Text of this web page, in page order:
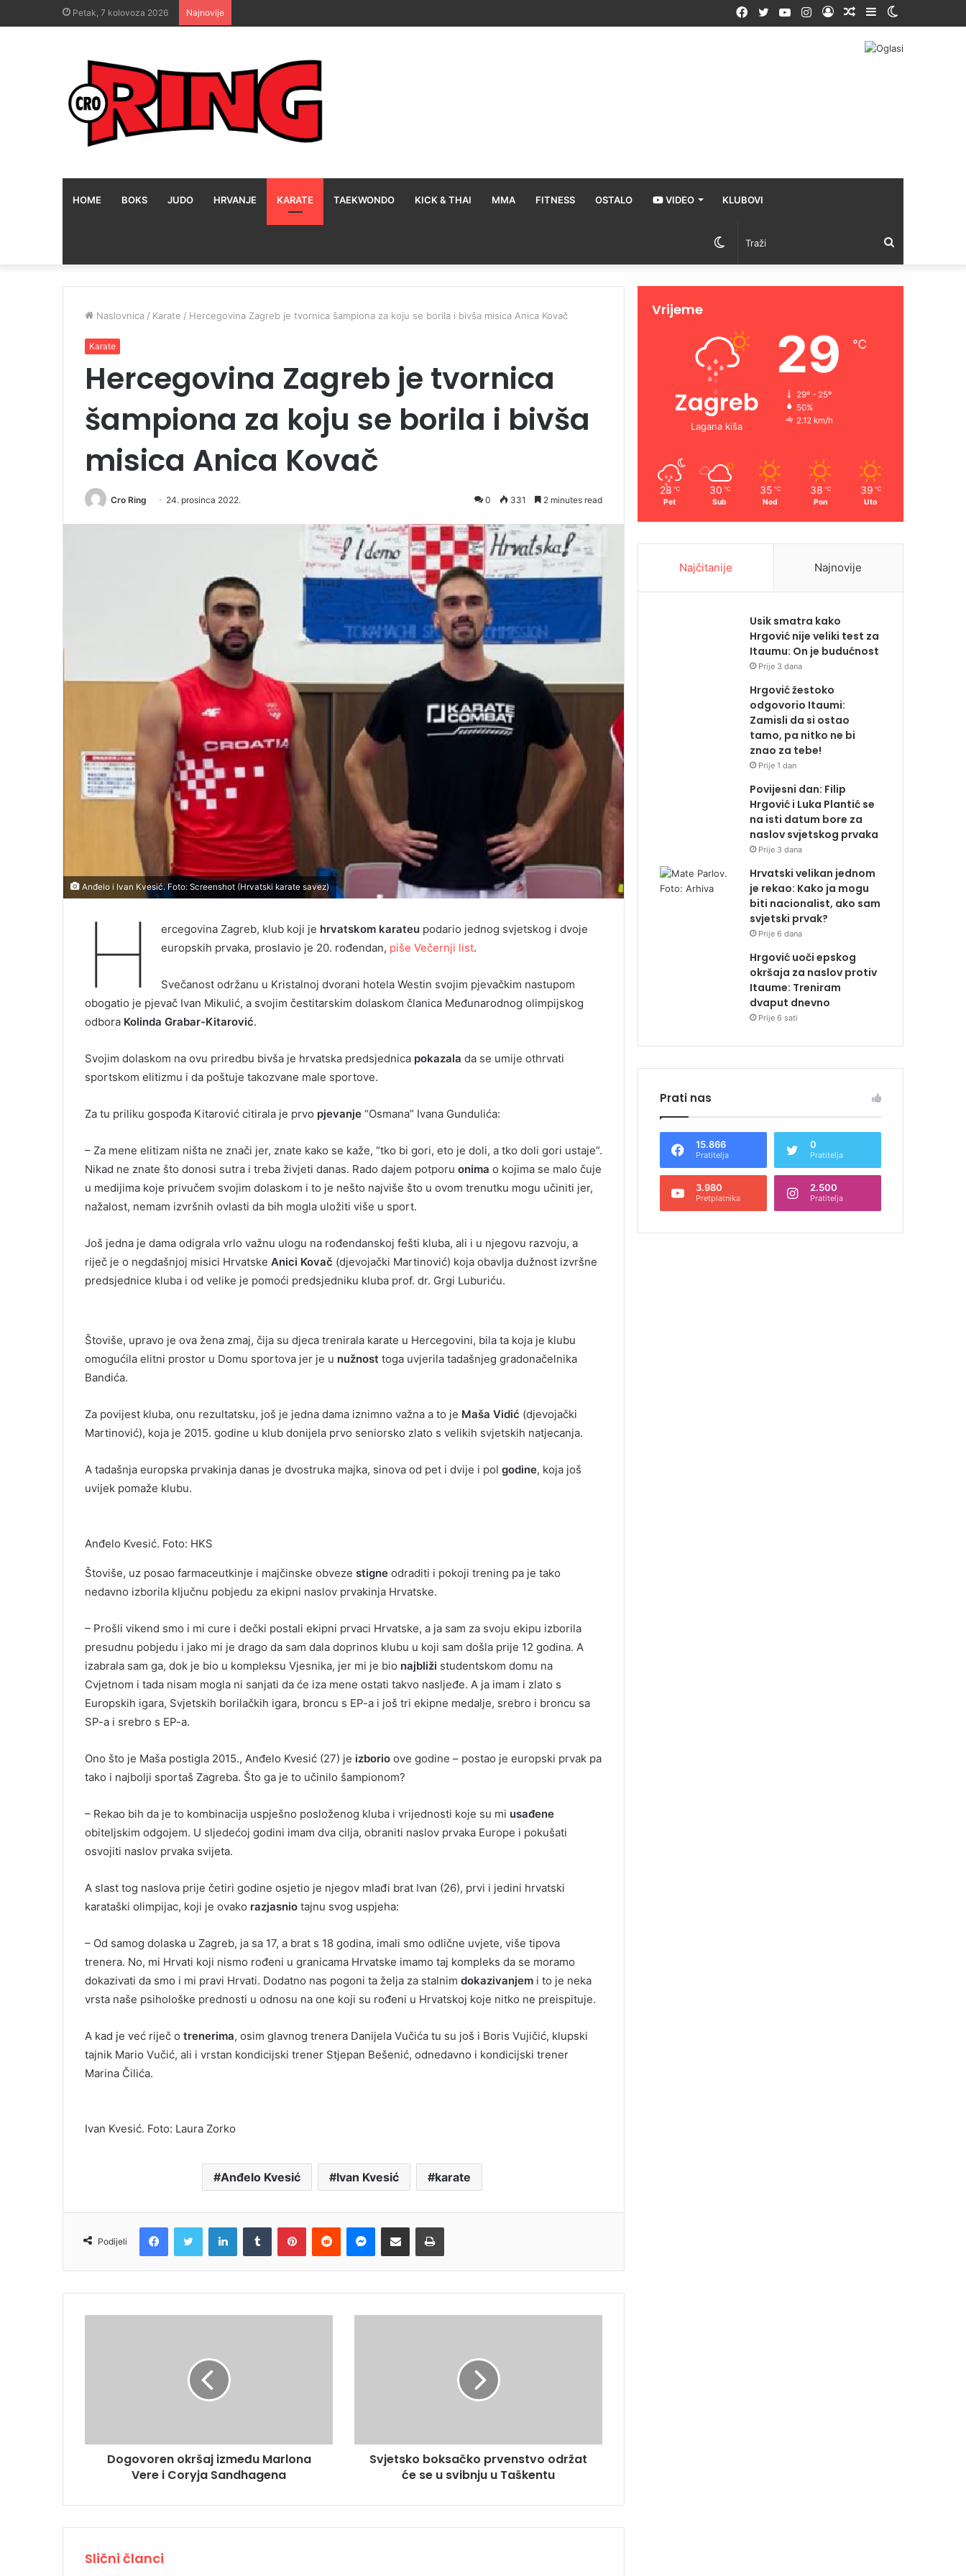
Petak, 7 kolovoza 2026 Najnovije Sidebar
Random
Prijava
Instagram
YouTube
Twitter
Facebook
HOME BOKS JUDO HRVANJE KARATE TAEKWONDO KICK & THAI MMA FITNESS OSTALO VIDEO KLUBOVI
Traži
Switch
skin
Naslovnica / Karate / Hercegovina Zagreb je tvornica šampiona za koju se borila i bivša misica Anica Kovač
Karate
Hercegovina Zagreb je tvornica
šampiona za koju se borila i bivša
misica Anica Kovač
Cro Ring 24. prosinca 2022. 0 331 2 minutes read
Anđelo i Ivan Kvesić. Foto: Screenshot (Hrvatski karate savez)
H ercegovina Zagreb, klub koji je hrvatskom karateupodario jednog svjetskog i dvoje
europskih prvaka, proslavio je 20. rođendan, piše Večernji list.
Svečanost održanu u Kristalnoj dvorani hotela Westin svojim pjevačkim nastupom
obogatio je pjevač Ivan Mikulić, a svojim čestitarskim dolaskom članica Međunarodnog olimpijskog
odbora Kolinda Grabar-Kitarović.
Svojim dolaskom na ovu priredbu bivša je hrvatska predsjednica pokazala da se umije othrvati
sportskom elitizmu i da poštuje takozvane male sportove.
Za tu priliku gospođa Kitarović citirala je prvo pjevanje “Osmana” Ivana Gundulića:
– Za mene elitizam ništa ne znači jer, znate kako se kaže, “tko bi gori, eto je doli, a tko doli gori ustaje”.
Nikad ne znate što donosi sutra i treba živjeti danas. Rado dajem potporu onima o kojima se malo čuje
u medijima koje privučem svojim dolaskom i to je nešto najviše što u ovom trenutku mogu učiniti jer,
nažalost, nemam izvršnih ovlasti da bih mogla uložiti više u sport.
Još jedna je dama odigrala vrlo važnu ulogu na rođendanskoj fešti kluba, ali i u njegovu razvoju, a
riječ je o negdašnjoj misici Hrvatske Anici Kovač (djevojački Martinović) koja obavlja dužnost izvršne
predsjednice kluba i od velike je pomoći predsjedniku kluba prof. dr. Grgi Luburiću.
Štoviše, upravo je ova žena zmaj, čija su djeca trenirala karate u Hercegovini, bila ta koja je klubu
omogućila elitni prostor u Domu sportova jer je u nužnost toga uvjerila tadašnjeg gradonačelnika
Bandića.
Za povijest kluba, onu rezultatsku, još je jedna dama iznimno važna a to je Maša Vidić (djevojački
Martinović), koja je 2015. godine u klub donijela prvo seniorsko zlato s velikih svjetskih natjecanja.
A tadašnja europska prvakinja danas je dvostruka majka, sinova od pet i dvije i pol godine, koja još
uvijek pomaže klubu.
Anđelo Kvesić. Foto: HKS
Štoviše, uz posao farmaceutkinje i majčinske obveze stigne odraditi i pokoji trening pa je tako
nedavno izborila ključnu pobjedu za ekipni naslov prvakinja Hrvatske.
– Prošli vikend smo i mi cure i dečki postali ekipni prvaci Hrvatske, a ja sam za svoju ekipu izborila
presudnu pobjedu i jako mi je drago da sam dala doprinos klubu u koji sam došla prije 12 godina. A
izabrala sam ga, dok je bio u kompleksu Vjesnika, jer mi je bio najbliži studentskom domu na
Cvjetnom i tada nisam mogla ni sanjati da će iza mene ostati takvo nasljeđe. A ja imam i zlato s
Europskih igara, Svjetskih borilačkih igara, broncu s EP-a i još tri ekipne medalje, srebro i broncu sa
SP-a i srebro s EP-a.
Ono što je Maša postigla 2015., Anđelo Kvesić (27) je izborio ove godine – postao je europski prvak pa
tako i najbolji sportaš Zagreba. Što ga je to učinilo šampionom?
– Rekao bih da je to kombinacija uspješno posloženog kluba i vrijednosti koje su mi usađene
obiteljskim odgojem. U sljedećoj godini imam dva cilja, obraniti naslov prvaka Europe i pokušati
osvojiti naslov prvaka svijeta.
A slast tog naslova prije četiri godine osjetio je njegov mlađi brat Ivan (26), prvi i jedini hrvatski
karataški olimpijac, koji je ovako razjasnio tajnu svog uspjeha:
– Od samog dolaska u Zagreb, ja sa 17, a brat s 18 godina, imali smo odlične uvjete, više tipova
trenera. No, mi Hrvati koji nismo rođeni u granicama Hrvatske imamo taj kompleks da se moramo
dokazivati da smo i mi pravi Hrvati. Dodatno nas pogoni ta želja za stalnim dokazivanjem i to je neka
vrsta naše psihološke prednosti u odnosu na one koji su rođeni u Hrvatskoj koje nitko ne preispituje.
A kad je već riječ o trenerima, osim glavnog trenera Danijela Vučića tu su još i Boris Vujičić, klupski
tajnik Mario Vučić, ali i vrstan kondicijski trener Stjepan Bešenić, odnedavno i kondicijski trener
Marina Čilića.
Ivan Kvesić. Foto: Laura Zorko
Anđelo Kvesić Ivan Kvesić karate
Podijeli
FacebookTwitter LinkedInTumblr PinterestReddit MessengerPodijeli e-mailom Ispis
Dogovoren okršaj između Marlona
Vere i Coryja Sandhagena
Svjetsko boksačko prvenstvo održat
će se u svibnju u Taškentu
Slični članci
Vrijeme
Zagreb
Lagana kiša
29 ℃
29º - 25º
50%
2.12 km/h
28 ℃
Pet
30 ℃
Sub
35 ℃
Ned
38 ℃
Pon
39 ℃
Uto
Najčitanije Najnovije
Usik smatra kako
Hrgović nije veliki test za
Itaumu: On je budućnost
Prije 3 dana
Hrgović žestoko
odgovorio Itaumi:
Zamisli da si ostao
tamo, pa nitko ne bi
znao za tebe!
Prije 1 dan
Povijesni dan: Filip
Hrgović i Luka Plantić se
na isti datum bore za
naslov svjetskog prvaka
Prije 3 dana
Hrvatski velikan jednom
je rekao: Kako ja mogu
biti nacionalist, ako sam
svjetski prvak?
Prije 6 dana
Hrgović uoči epskog
okršaja za naslov protiv
Itaume: Treniram
dvaput dnevno
Prije 6 sati
Prati nas
15.866
Pratitelja
0
Pratitelja
3.980
Pretplatnika
2.500
Pratitelja